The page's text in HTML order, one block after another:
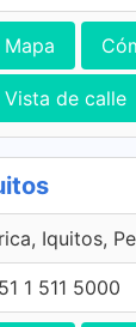
Mapa
Vista de calle
Iquitos,
1 511 5000